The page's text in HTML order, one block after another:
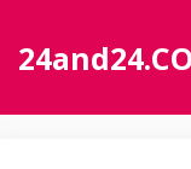
đến
nội